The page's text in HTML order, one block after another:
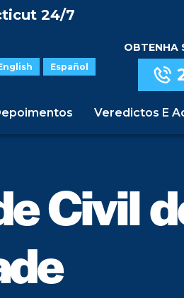
24/7
Español
OBTENHA
Veredictos E
Civil